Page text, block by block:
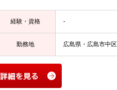
経験・資格 -
勤務地 広島県・広島市中区